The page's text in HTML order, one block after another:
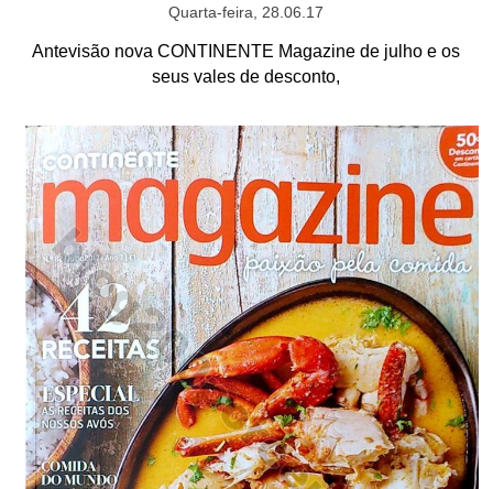
Quarta-feira, 28.06.17
Antevisão nova CONTINENTE Magazine de julho e os
seus vales de desconto,